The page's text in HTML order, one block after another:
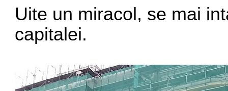
Uite un miracol, se mai
capitalei.